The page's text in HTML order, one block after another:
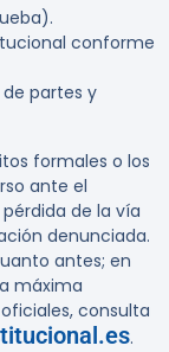
conforme
partes y
formales o los
ante el
de la vía
denunciada.
antes; en
máxima
consulta
.